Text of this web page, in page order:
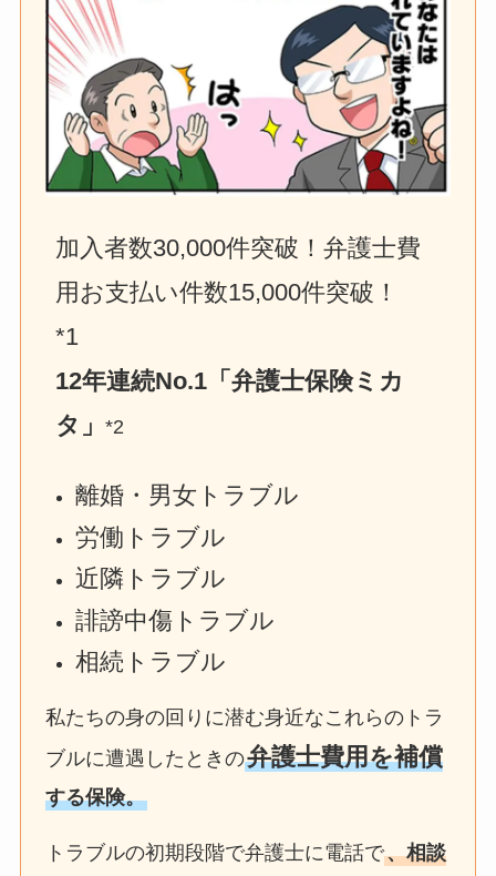
加入者数30,000件突破！弁護士費
用お支払い件数15,000件突破！
*1
12年連続No.1「弁護士保険ミカ
タ」*2
離婚・男女トラブル
労働トラブル
近隣トラブル
誹謗中傷トラブル
相続トラブル
私たちの身の回りに潜む身近なこれらのトラ
ブルに遭遇したときの弁護士費用を補償
する保険。
トラブルの初期段階で弁護士に電話で、相談